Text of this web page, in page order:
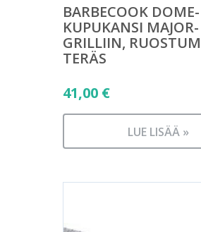
BARBECOOK DOME-
KUPUKANSI MAJOR-
GRILLIIN,
TERÄS
41,00 €
LUE LISÄÄ »